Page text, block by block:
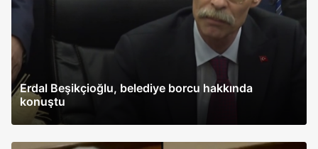
Erdal Beşikçioğlu, belediye borcu hakkında
konuştu